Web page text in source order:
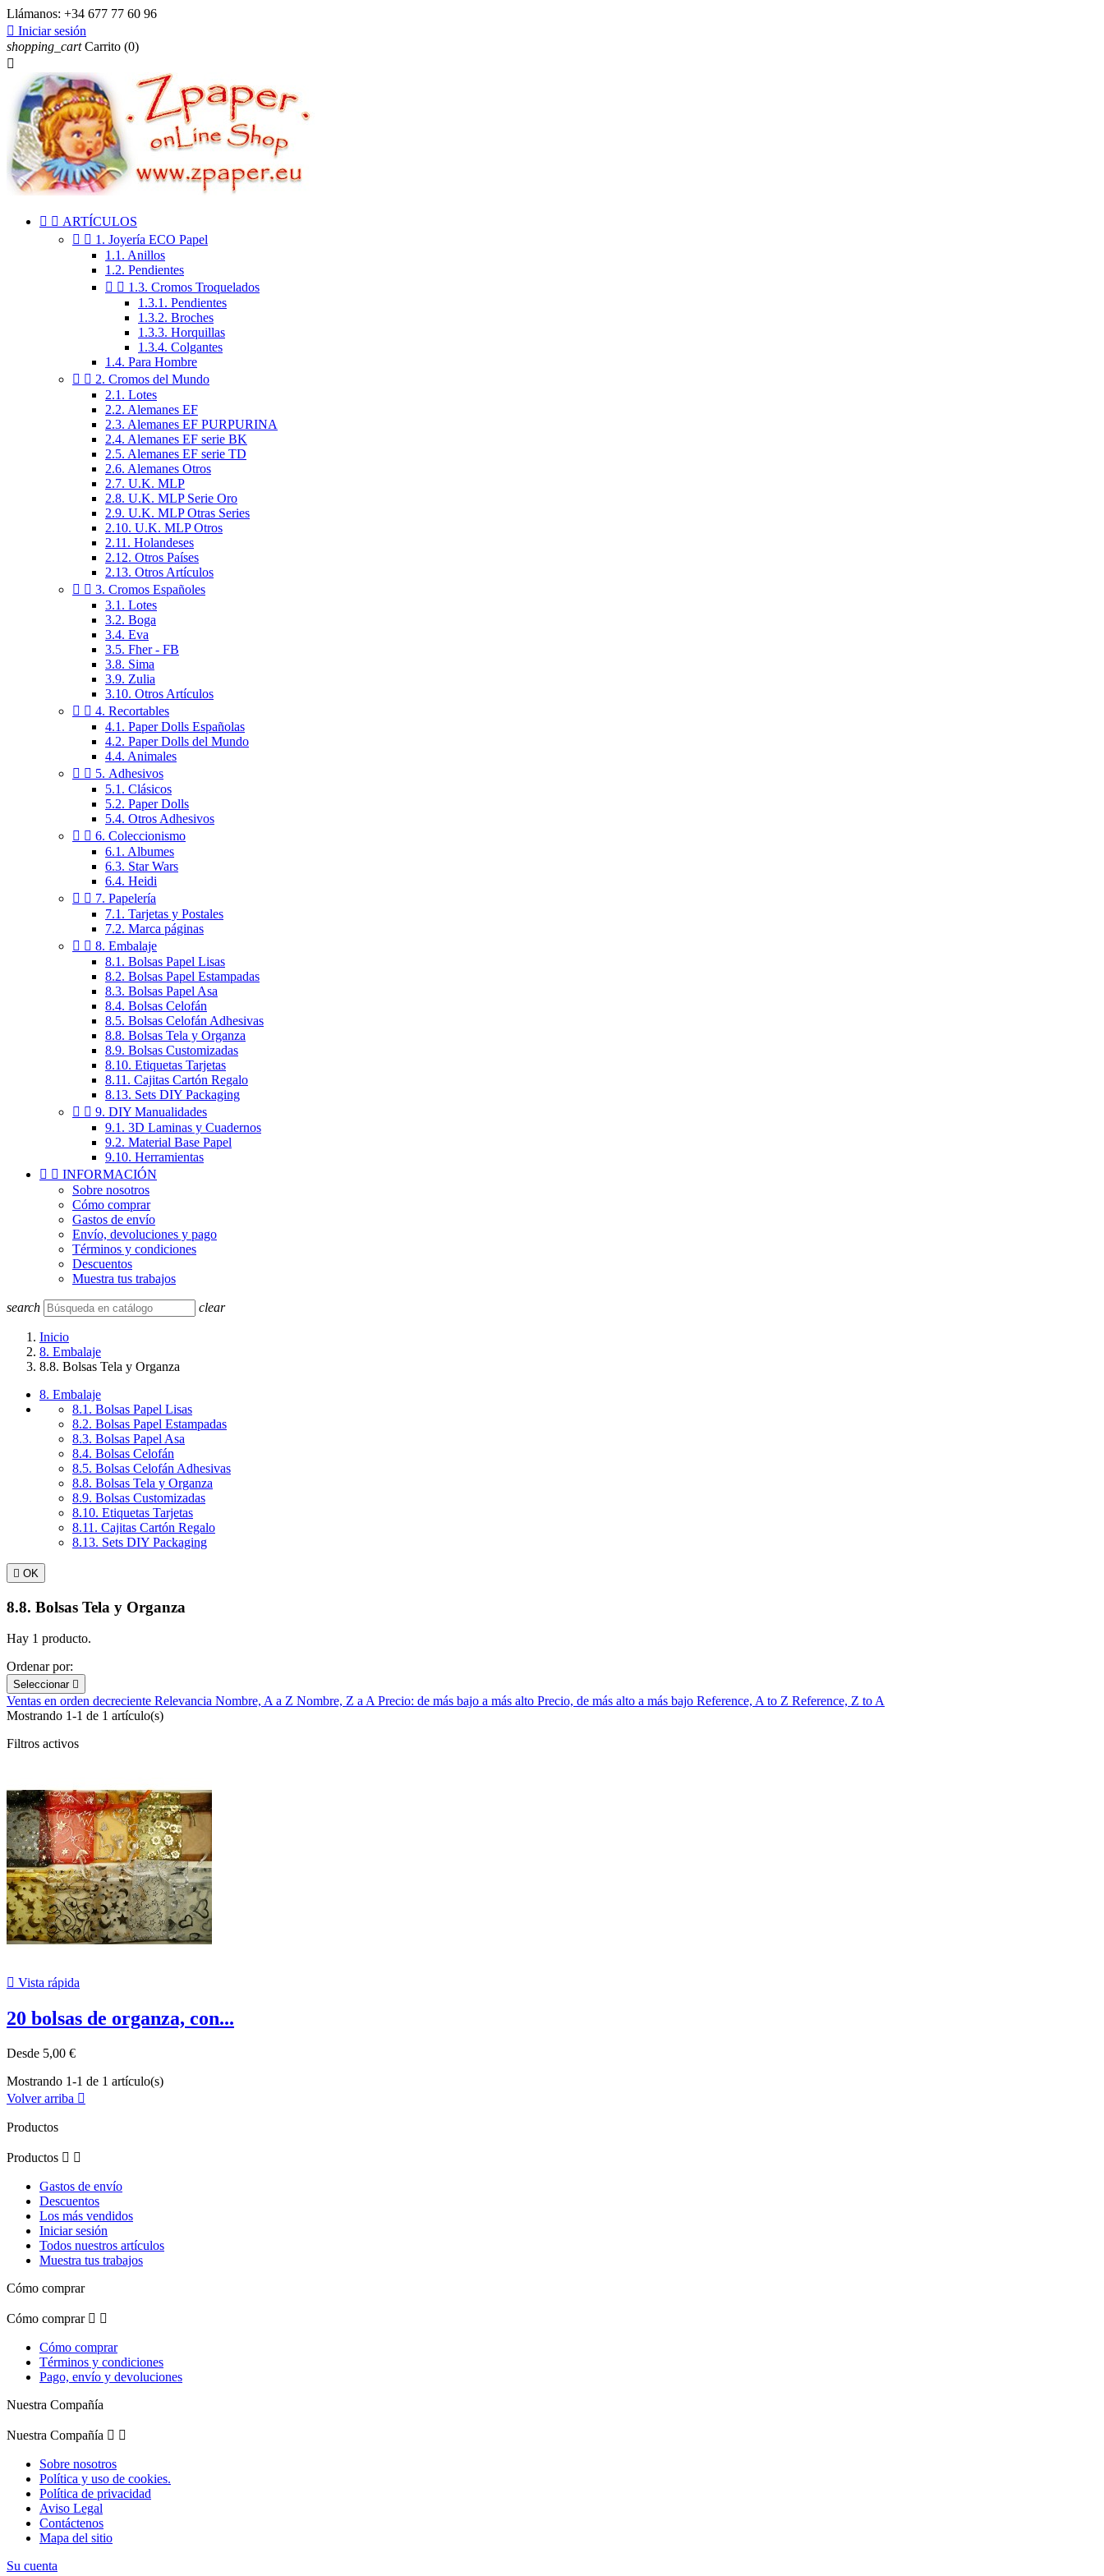
Llámanos: +34 677 77 60 96
 Iniciar sesión
shopping_cart Carrito (0)

  ARTÍCULOS
  1. Joyería ECO Papel
1.1. Anillos
1.2. Pendientes
  1.3. Cromos Troquelados
1.3.1. Pendientes
1.3.2. Broches
1.3.3. Horquillas
1.3.4. Colgantes
1.4. Para Hombre
  2. Cromos del Mundo
2.1. Lotes
2.2. Alemanes EF
2.3. Alemanes EF PURPURINA
2.4. Alemanes EF serie BK
2.5. Alemanes EF serie TD
2.6. Alemanes Otros
2.7. U.K. MLP
2.8. U.K. MLP Serie Oro
2.9. U.K. MLP Otras Series
2.10. U.K. MLP Otros
2.11. Holandeses
2.12. Otros Países
2.13. Otros Artículos
  3. Cromos Españoles
3.1. Lotes
3.2. Boga
3.4. Eva
3.5. Fher - FB
3.8. Sima
3.9. Zulia
3.10. Otros Artículos
  4. Recortables
4.1. Paper Dolls Españolas
4.2. Paper Dolls del Mundo
4.4. Animales
  5. Adhesivos
5.1. Clásicos
5.2. Paper Dolls
5.4. Otros Adhesivos
  6. Coleccionismo
6.1. Albumes
6.3. Star Wars
6.4. Heidi
  7. Papelería
7.1. Tarjetas y Postales
7.2. Marca páginas
  8. Embalaje
8.1. Bolsas Papel Lisas
8.2. Bolsas Papel Estampadas
8.3. Bolsas Papel Asa
8.4. Bolsas Celofán
8.5. Bolsas Celofán Adhesivas
8.8. Bolsas Tela y Organza
8.9. Bolsas Customizadas
8.10. Etiquetas Tarjetas
8.11. Cajitas Cartón Regalo
8.13. Sets DIY Packaging
  9. DIY Manualidades
9.1. 3D Laminas y Cuadernos
9.2. Material Base Papel
9.10. Herramientas
  INFORMACIÓN
Sobre nosotros
Cómo comprar
Gastos de envío
Envío, devoluciones y pago
Términos y condiciones
Descuentos
Muestra tus trabajos
search clear
Inicio
8. Embalaje
8.8. Bolsas Tela y Organza
8. Embalaje
8.1. Bolsas Papel Lisas
8.2. Bolsas Papel Estampadas
8.3. Bolsas Papel Asa
8.4. Bolsas Celofán
8.5. Bolsas Celofán Adhesivas
8.8. Bolsas Tela y Organza
8.9. Bolsas Customizadas
8.10. Etiquetas Tarjetas
8.11. Cajitas Cartón Regalo
8.13. Sets DIY Packaging
 OK
8.8. Bolsas Tela y Organza
Hay 1 producto.
Ordenar por:
Seleccionar 
Ventas en orden decreciente Relevancia Nombre, A a Z Nombre, Z a APrecio: de más bajo a más alto Precio, de más alto a más bajo Reference, A to Z Reference, Z to A
Mostrando 1-1 de 1 artículo(s)
Filtros activos
 Vista rápida
20 bolsas de organza, con...
Desde 5,00 €
Mostrando 1-1 de 1 artículo(s)
Volver arriba 
Productos
Productos  
Gastos de envío
Descuentos
Los más vendidos
Iniciar sesión
Todos nuestros artículos
Muestra tus trabajos
Cómo comprar
Cómo comprar  
Cómo comprar
Términos y condiciones
Pago, envío y devoluciones
Nuestra Compañía
Nuestra Compañía  
Sobre nosotros
Política y uso de cookies.
Política de privacidad
Aviso Legal
Contáctenos
Mapa del sitio
Su cuenta